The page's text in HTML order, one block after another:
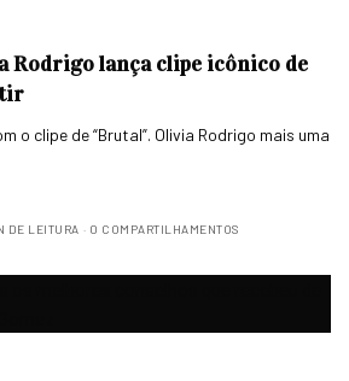
Rodrigo lança clipe icônico de
o clipe de “Brutal”. Olivia Rodrigo mais uma
DE LEITURA 0 COMPARTILHAMENTOS